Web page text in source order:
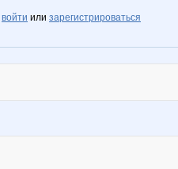
войти или зарегистрироваться